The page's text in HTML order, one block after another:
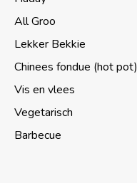
All Groo
Lekker Bekkie
Chinees fondue (hot pot)
Vis en vlees
Vegetarisch
Barbecue